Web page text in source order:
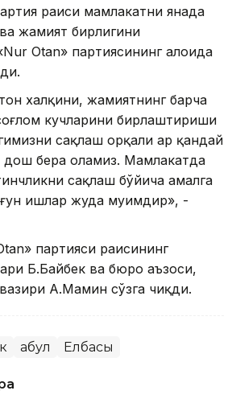
раиси мамлакатни янада
жамият бирлигини
Otan» партиясининг алоҳида
халқини, жамиятнинг барча
кучларини бирлаштириши
сақлаш орқали ҳар қандай
дош бера оламиз. Мамлакатда
сақлаш бўйича амалга
ишлар жуда муҳимдир», -
партияси раисининг
Б.Байбек ва бюро аъзоси,
А.Мамин сўзга чиқди.
Қабул Елбасы